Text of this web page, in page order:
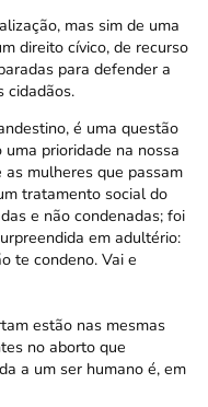
mas sim de uma
direito cívico, de recurso
para defender a
cidadãos.
é uma questão
prioridade na nossa
mulheres que passam
tratamento social do
e não condenadas; foi
em adultério:
te condeno. Vai e
estão nas mesmas
no aborto que
a um ser humano é, em